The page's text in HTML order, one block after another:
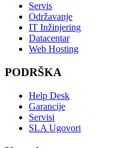
Servis
Održavanje
IT Inžinjering
Datacentar
Web Hosting
PODRŠKA
Help Desk
Garancije
Servisi
SLA Ugovori